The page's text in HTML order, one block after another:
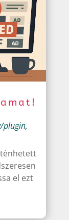
plugin,
el ezt